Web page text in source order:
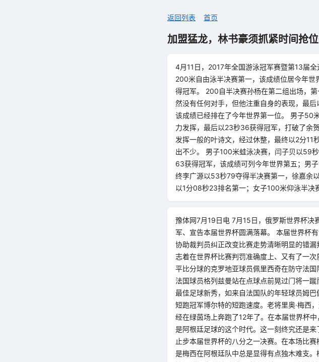
返回列表 首页
加盟猛龙，林书豪须抓紧时间抢
4月11日，2017年全国游泳冠军赛暨第13届
200米自由泳半决赛第一，该成绩位居今年
得冠军。 200自半决赛孙杨在第二组出场，
然没有任何对手，但他注重自身的表现，最
该成绩已经排在了今年世界第一位。 男子50
力发挥，最后以23秒36获得冠军，打破了余
发挥一般的叶诗文，经过休整，最终以2分
出不少。 男子100米蛙泳决赛，闫子贝以59
63获得冠军，该成绩可列今年世界第五；男
终李广源以53秒79夺得半决赛第一，徐嘉余
以1分08秒23排名第一；女子100米仰泳半决
豫体网7月19日电 7月15日，俄罗斯世界杯
军、宣告本届世界杯圆满落幕。 本届世界杯
协助裁判员纠正改变比赛走势清晰明显的错
志着在世界杯比赛判罚准确度上、又有了一
平比分球的克罗地亚球员佩里西奇在防守法国
法国球员格列兹曼站在点球点前晃过门将一
最佳足球新秀，如来自法国队的年轻球员姆
短跑冠军博尔特的短跑速度。老将里奥·梅西
经在绿茵场上奔跑了12年了。在本届世界杯
是阿根廷足球的这个时代。这一刻终究还是来
止步本届世界杯的八分之一决赛。在本场比
是梅西在阿根廷队中总是显得有点独木难支